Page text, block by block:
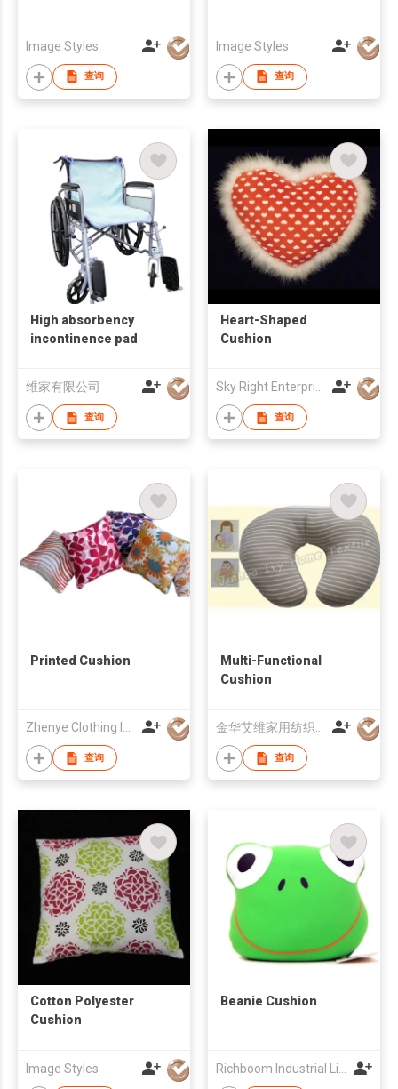
Image Styles
查询
Image Styles
查询
High absorbency
incontinence pad
维家有限公司
查询
Heart-Shaped
Cushion
查询
Printed Cushion
Zhenye Clothing Industry Factory
查询
Multi-Functional
Cushion
金华艾维家用纺织品有限公司
查询
Cotton Polyester
Cushion
Image Styles
Beanie Cushion